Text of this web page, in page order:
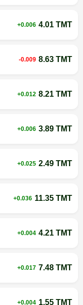
+0.006 4.01 TMT
-0.009 8.63 TMT
+0.012 8.21 TMT
+0.006 3.89 TMT
+0.025 2.49 TMT
+0.036 11.35 TMT
+0.004 4.21 TMT
+0.017 7.48 TMT
+0.004 1.55 TMT